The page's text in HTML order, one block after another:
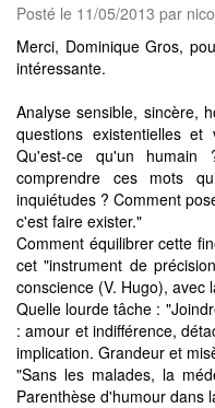
Posté le 11/05/2013 par
Merci, Dominique Gros,
intéressante.
Analyse sensible, sincère,
questions existentielles
Qu'est-ce qu'un humain
comprendre ces mots
inquiétudes ? Comment
c'est faire exister."
Comment équilibrer cette
cet "instrument de
conscience (V. Hugo), avec
Quelle lourde tâche :
: amour et indifférence,
implication. Grandeur et
"Sans les malades, la
Parenthèse d'humour dans